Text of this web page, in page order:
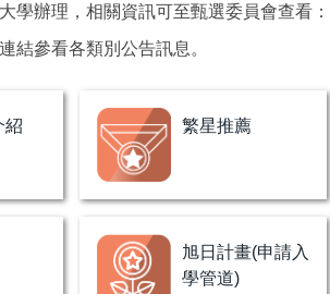
學辦理，相關資訊可至甄選委員會查看：
結參看各類別公告訊息。
紹 繁星推薦
旭日計畫(申請入
學管道)